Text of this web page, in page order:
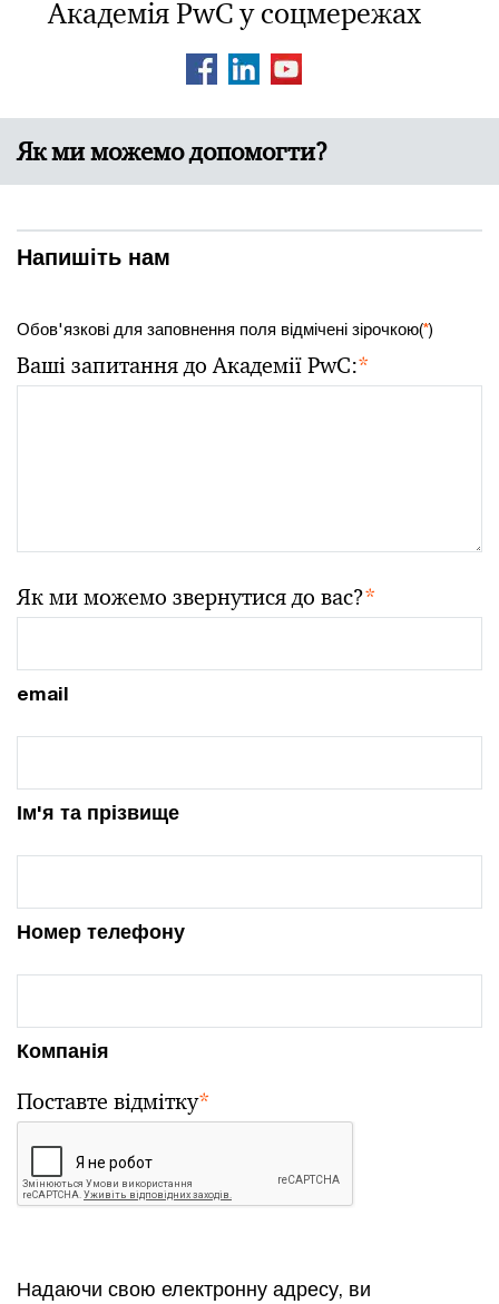
Академія PwC у соцмережах
Як ми можемо допомогти?
Напишіть нам
Обов'язкові для заповнення поля відмічені зірочкою(*)
Ваші запитання до Академії PwC:*
Як ми можемо звернутися до вас?*
email
Ім'я та прізвище
Номер телефону
Компанія
Поставте відмітку*
Надаючи свою електронну адресу, ви